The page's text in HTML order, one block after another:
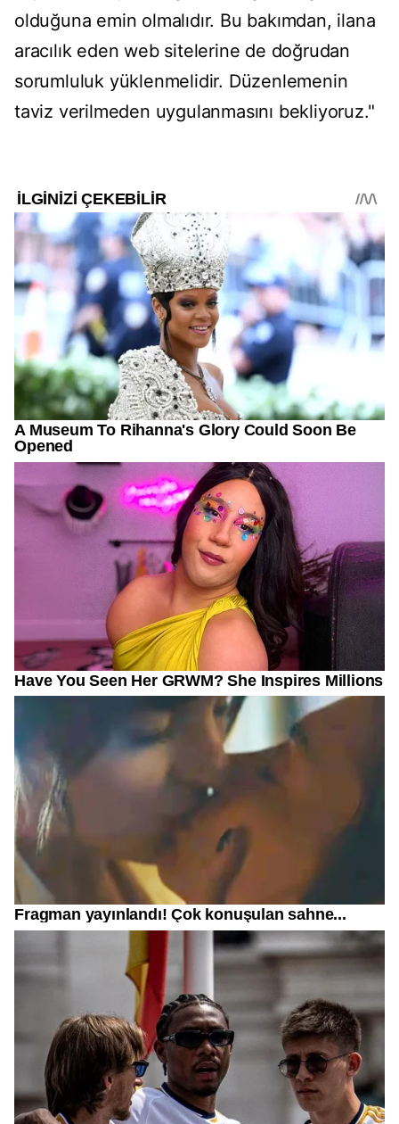
olduğuna emin olmalıdır. Bu bakımdan, ilana
aracılık eden web sitelerine de doğrudan
sorumluluk yüklenmelidir. Düzenlemenin
taviz verilmeden uygulanmasını bekliyoruz."